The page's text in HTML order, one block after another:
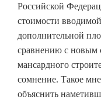
Российской
стоимости
дополнительной
сравнению с новым
мансардного
сомнение. Такое
объяснить